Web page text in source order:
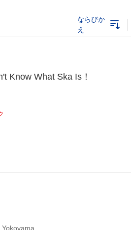
ならびか
え
Know What Ska Is！